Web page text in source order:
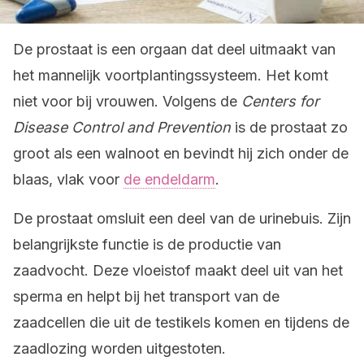
De prostaat is een orgaan dat deel uitmaakt van
het mannelijk voortplantingssysteem. Het komt
niet voor bij vrouwen. Volgens de Centers for
Disease Control and Prevention is de prostaat zo
groot als een walnoot en bevindt hij zich onder de
blaas, vlak voor de endeldarm.
De prostaat omsluit een deel van de urinebuis. Zijn
belangrijkste functie is de productie van
zaadvocht. Deze vloeistof maakt deel uit van het
sperma en helpt bij het transport van de
zaadcellen die uit de testikels komen en tijdens de
zaadlozing worden uitgestoten.